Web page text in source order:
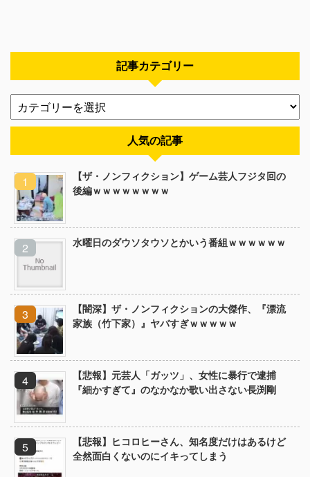
記事カテゴリー
人気の記事
【ザ・ノンフィクション】ゲーム芸人フジタ回の
後編ｗｗｗｗｗｗｗｗ
水曜日のダウソタウソとかいう番組ｗｗｗｗｗｗ
【闇深】ザ・ノンフィクションの大傑作、『漂流
家族（竹下家）』ヤバすぎｗｗｗｗｗ
【悲報】元芸人「ガッツ」、女性に暴行で逮捕
『細かすぎて』のなかなか歌い出さない長渕剛
【悲報】ヒコロヒーさん、知名度だけはあるけど
全然面白くないのにイキってしまう